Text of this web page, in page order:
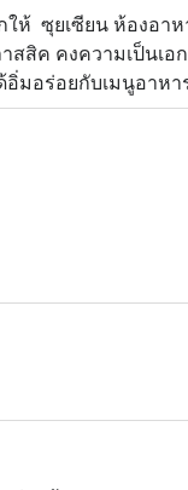
ห้  ซุยเซียน ห้องอา
สสิค คงความเป็นเ
มอร่อยกับเมนูอาหา
ที่มีให้คุณเลือกสรรก
, ลูกชิ้นกุ้งผักโสภณ,
าลองทานอาหารที่นี่
รถไฟฟ้านานา ถนน
厅，曼谷僅有独特
各位贵客光临水仙
，亭台楼角，古旧
多不胜数，应有尽有